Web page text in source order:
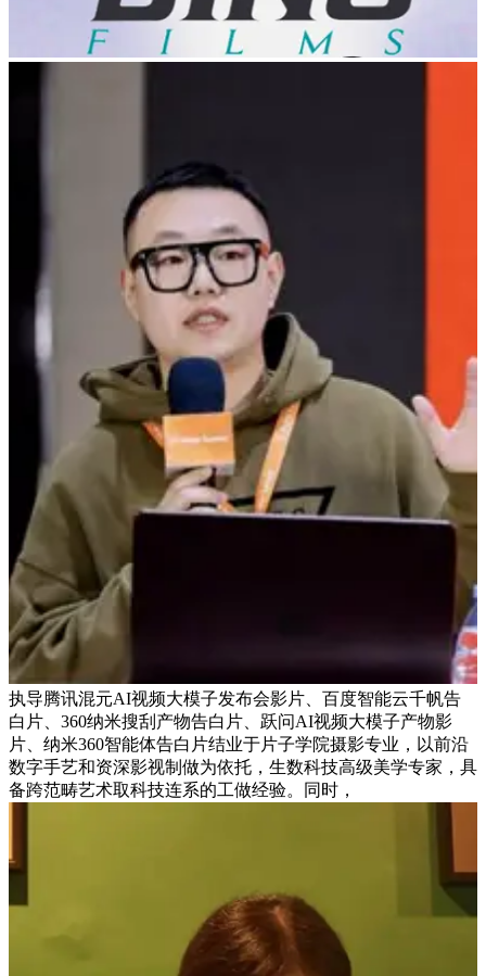
执导腾讯混元AI视频大模子发布会影片、百度智能云千帆告
白片、360纳米搜刮产物告白片、跃问AI视频大模子产物影
片、纳米360智能体告白片结业于片子学院摄影专业，以前沿
数字手艺和资深影视制做为依托，生数科技高级美学专家，具
备跨范畴艺术取科技连系的工做经验。同时，